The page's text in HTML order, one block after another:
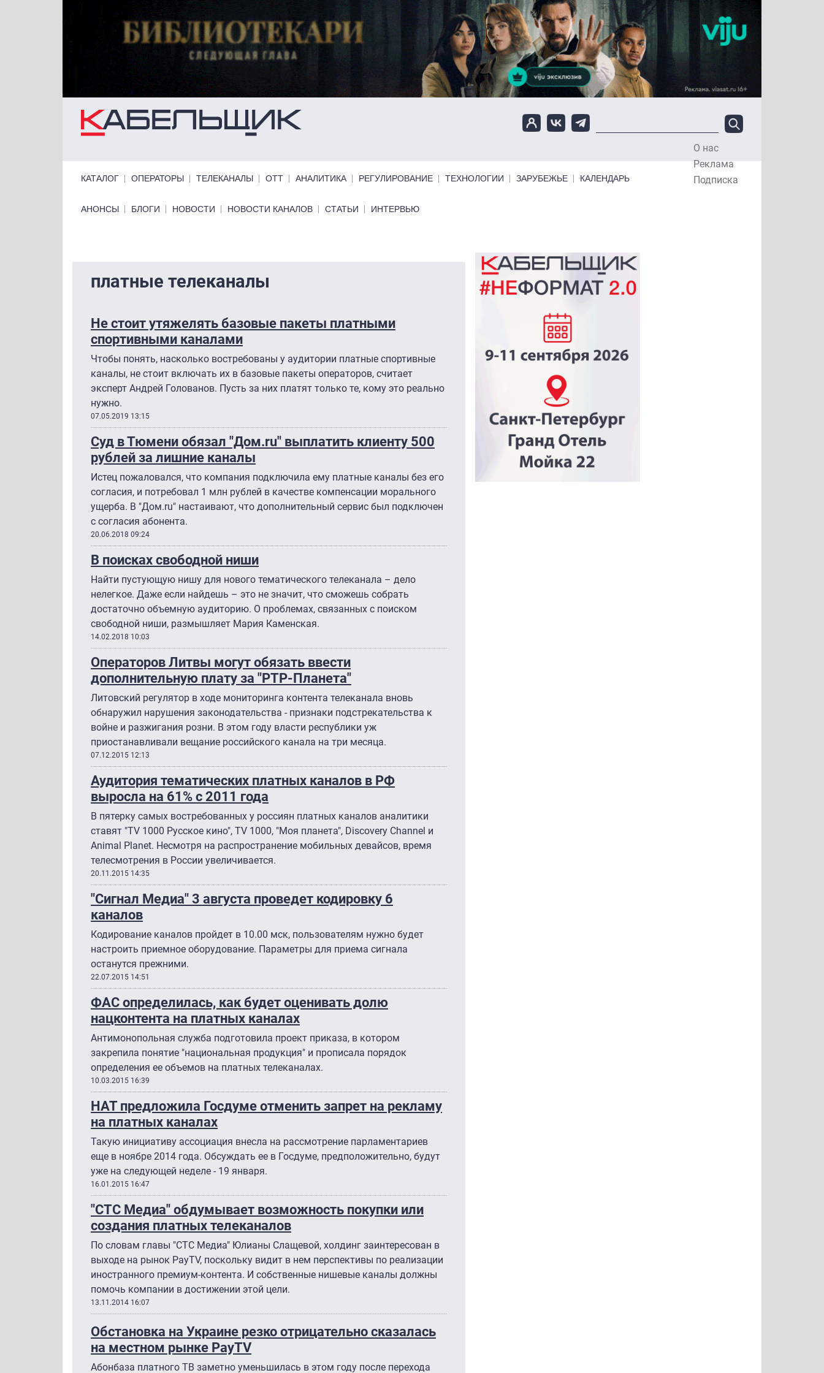
О нас
Реклама
Подписка
КАТАЛОГ ОПЕРАТОРЫ ТЕЛЕКАНАЛЫ ОТТ АНАЛИТИКА РЕГУЛИРОВАНИЕ ТЕХНОЛОГИИ ЗАРУБЕЖЬЕ КАЛЕНДАРЬ
Primary links bottom
АНОНСЫ БЛОГИ НОВОСТИ НОВОСТИ КАНАЛОВ СТАТЬИ ИНТЕРВЬЮ
платные телеканалы
Не стоит утяжелять базовые пакеты платными
спортивными каналами
Чтобы понять, насколько востребованы у аудитории платные спортивные
каналы, не стоит включать их в базовые пакеты операторов, считает
эксперт Андрей Голованов. Пусть за них платят только те, кому это реально
нужно.
07.05.2019 13:15
Суд в Тюмени обязал "Дом.ru" выплатить клиенту 500
рублей за лишние каналы
Истец пожаловался, что компания подключила ему платные каналы без его
согласия, и потребовал 1 млн рублей в качестве компенсации морального
ущерба. В "Дом.ru" настаивают, что дополнительный сервис был подключен
с согласия абонента.
20.06.2018 09:24
В поисках свободной ниши
Найти пустующую нишу для нового тематического телеканала – дело
нелегкое. Даже если найдешь – это не значит, что сможешь собрать
достаточно объемную аудиторию. О проблемах, связанных с поиском
свободной ниши, размышляет Мария Каменская.
14.02.2018 10:03
Операторов Литвы могут обязать ввести
дополнительную плату за "РТР-Планета"
Литовский регулятор в ходе мониторинга контента телеканала вновь
обнаружил нарушения законодательства - признаки подстрекательства к
войне и разжигания розни. В этом году власти республики уж
приостанавливали вещание российского канала на три месяца.
07.12.2015 12:13
Аудитория тематических платных каналов в РФ
выросла на 61% с 2011 года
В пятерку самых востребованных у россиян платных каналов аналитики
ставят "TV 1000 Русское кино", TV 1000, "Моя планета", Discovery Channel и
Animal Planet. Несмотря на распространение мобильных девайсов, время
телесмотрения в России увеличивается.
20.11.2015 14:35
"Сигнал Медиа" 3 августа проведет кодировку 6
каналов
Кодирование каналов пройдет в 10.00 мск, пользователям нужно будет
настроить приемное оборудование. Параметры для приема сигнала
останутся прежними.
22.07.2015 14:51
ФАС определилась, как будет оценивать долю
нацконтента на платных каналах
Антимонопольная служба подготовила проект приказа, в котором
закрепила понятие "национальная продукция" и прописала порядок
определения ее объемов на платных телеканалах.
10.03.2015 16:39
НАТ предложила Госдуме отменить запрет на рекламу
на платных каналах
Такую инициативу ассоциация внесла на рассмотрение парламентариев
еще в ноябре 2014 года. Обсуждать ее в Госдуме, предположительно, будут
уже на следующей неделе - 19 января.
16.01.2015 16:47
"СТС Медиа" обдумывает возможность покупки или
создания платных телеканалов
По словам главы "СТС Медиа" Юлианы Слащевой, холдинг заинтересован в
выходе на рынок PayTV, поскольку видит в нем перспективы по реализации
иностранного премиум-контента. И собственные нишевые каналы должны
помочь компании в достижении этой цели.
13.11.2014 16:07
Обстановка на Украине резко отрицательно сказалась
на местном рынке PayTV
Абонбаза платного ТВ заметно уменьшилась в этом году после перехода